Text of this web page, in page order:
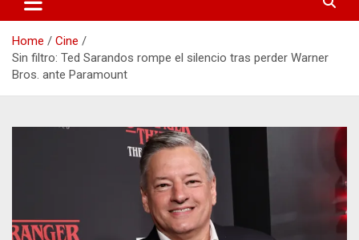
Home
Cine
Sin filtro: Ted Sarandos rompe el silencio tras perder Warner
Bros. ante Paramount